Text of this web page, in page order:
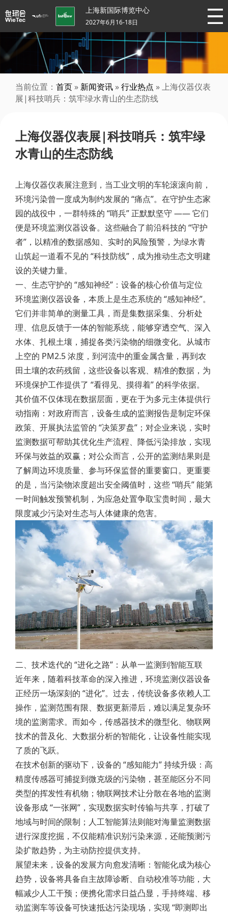
上海新国际博览中心
2027年6月16-18日
当前位置： 首页 » 新闻资讯 »行业热点 » 上海仪器仪表
展|科技哨兵：筑牢绿水青山的生态防线
上海仪器仪表展|科技哨兵：筑牢绿
水青山的生态防线
上海仪器仪表展注意到，当工业文明的车轮滚滚向前，
环境污染曾一度成为制约发展的 “痛点”。在守护生态家
园的战役中，一群特殊的 “哨兵” 正默默坚守 —— 它们
便是环境监测仪器设备。这些融合了前沿科技的 “守护
者”，以精准的数据感知、实时的风险预警，为绿水青
山筑起一道看不见的 “科技防线”，成为推动生态文明建
设的关键力量。
一、生态守护的 “感知神经”：设备的核心价值与定位
环境监测仪器设备，本质上是生态系统的 “感知神经”。
它们并非简单的测量工具，而是集数据采集、分析处
理、信息反馈于一体的智能系统，能够穿透空气、深入
水体、扎根土壤，捕捉各类污染物的细微变化。从城市
上空的 PM2.5 浓度，到河流中的重金属含量，再到农
田土壤的农药残留，这些设备以客观、精准的数据，为
环境保护工作提供了 “看得见、摸得着” 的科学依据。
其价值不仅体现在数据层面，更在于为多元主体提供行
动指南：对政府而言，设备生成的监测报告是制定环保
政策、开展执法监管的 “决策罗盘”；对企业来说，实时
监测数据可帮助其优化生产流程、降低污染排放，实现
环保与效益的双赢；对公众而言，公开的监测结果则是
了解周边环境质量、参与环保监督的重要窗口。更重要
的是，当污染物浓度超出安全阈值时，这些 “哨兵” 能第
一时间触发预警机制，为应急处置争取宝贵时间，最大
限度减少污染对生态与人体健康的危害。
二、技术迭代的 “进化之路”：从单一监测到智能互联
近年来，随着科技革命的深入推进，环境监测仪器设备
正经历一场深刻的 “进化”。过去，传统设备多依赖人工
操作，监测范围有限、数据更新滞后，难以满足复杂环
境的监测需求。而如今，传感器技术的微型化、物联网
技术的普及化、大数据分析的智能化，让设备性能实现
了质的飞跃。
在技术创新的驱动下，设备的 “感知能力” 持续升级：高
精度传感器可捕捉到微克级的污染物，甚至能区分不同
类型的挥发性有机物；物联网技术让分散在各地的监测
设备形成 “一张网”，实现数据实时传输与共享，打破了
地域与时间的限制；人工智能算法则能对海量监测数据
进行深度挖掘，不仅能精准识别污染来源，还能预测污
染扩散趋势，为主动防控提供支持。
展望未来，设备的发展方向愈发清晰：智能化成为核心
趋势，设备将具备自主故障诊断、自动校准等功能，大
幅减少人工干预；便携化需求日益凸显，手持终端、移
动监测车等设备可快速抵达污染现场，实现 “即测即出